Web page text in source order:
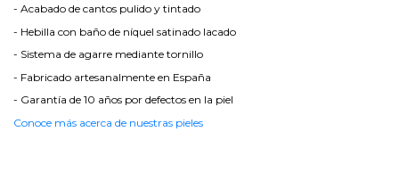
- Acabado de cantos pulido y tintado
- Hebilla con baño de níquel satinado lacado
- Sistema de agarre mediante tornillo
- Fabricado artesanalmente en España
- Garantía de 10 años por defectos en la piel
Conoce más acerca de nuestras pieles